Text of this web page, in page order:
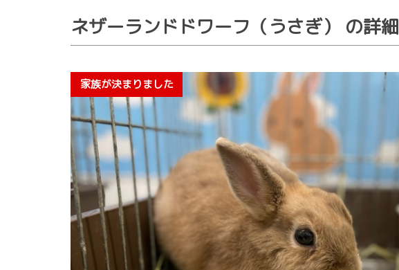
ネザーランドドワーフ（うさぎ） の詳細